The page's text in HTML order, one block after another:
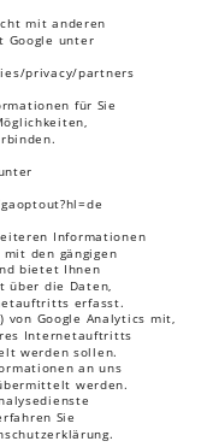
mit anderen
Google unter
privacy/partners
für Sie
Informationen
den gängigen
bietet Ihnen
über die Daten,
erfasst.
von Google Analytics mit,
Internetauftritts
werden sollen.
an uns
werden.
Sie